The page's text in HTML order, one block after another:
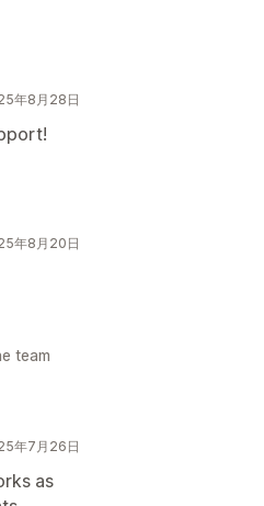
年8月28日
年8月20日
team
年7月26日
as